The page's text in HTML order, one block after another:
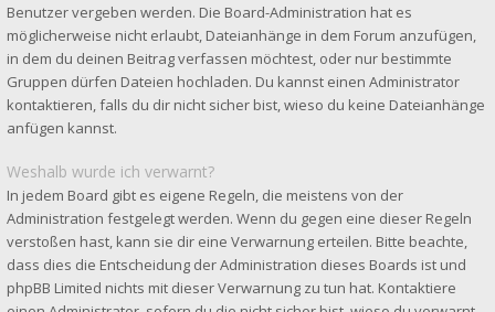
Benutzer vergeben werden. Die Board-Administration hat es
möglicherweise nicht erlaubt, Dateianhänge in dem Forum anzufügen,
in dem du deinen Beitrag verfassen möchtest, oder nur bestimmte
Gruppen dürfen Dateien hochladen. Du kannst einen Administrator
kontaktieren, falls du dir nicht sicher bist, wieso du keine Dateianhänge
anfügen kannst.
Weshalb wurde ich verwarnt?
In jedem Board gibt es eigene Regeln, die meistens von der
Administration festgelegt werden. Wenn du gegen eine dieser Regeln
verstoßen hast, kann sie dir eine Verwarnung erteilen. Bitte beachte,
dass dies die Entscheidung der Administration dieses Boards ist und
phpBB Limited nichts mit dieser Verwarnung zu tun hat. Kontaktiere